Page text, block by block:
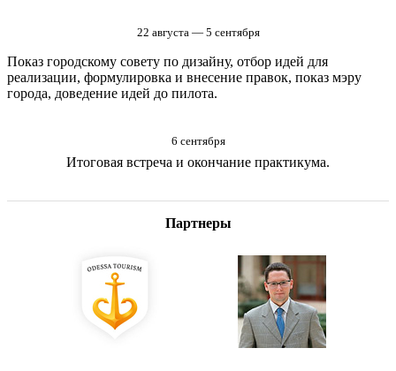
22 августа — 5 сентября
Показ городскому совету по дизайну, отбор идей для
реализации, формулировка и внесение правок, показ мэру
города, доведение идей до пилота.
6 сентября
Итоговая встреча и окончание практикума.
Партнеры